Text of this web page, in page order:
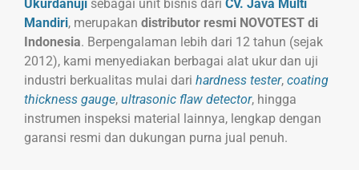
Ukurdanuji sebagai unit bisnis dari CV. Java Multi
Mandiri, merupakan distributor resmi NOVOTEST di
Indonesia. Berpengalaman lebih dari 12 tahun (sejak
2012), kami menyediakan berbagai alat ukur dan uji
industri berkualitas mulai dari hardness tester, coating
thickness gauge, ultrasonic flaw detector, hingga
instrumen inspeksi material lainnya, lengkap dengan
garansi resmi dan dukungan purna jual penuh.